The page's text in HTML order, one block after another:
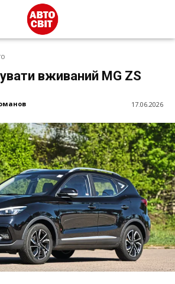
вживаний MG ZS
17.06.2026